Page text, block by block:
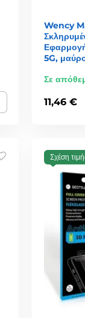
Wency
5G,
Σε
11,46 €
Σχέση